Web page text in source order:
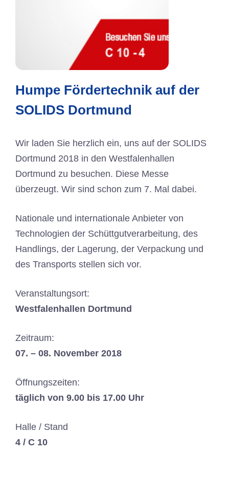
Humpe Fördertechnik auf der
SOLIDS Dortmund
Wir laden Sie herzlich ein, uns auf der SOLIDS
Dortmund 2018 in den Westfalenhallen
Dortmund zu besuchen. Diese Messe
überzeugt. Wir sind schon zum 7. Mal dabei.
Nationale und internationale Anbieter von
Technologien der Schüttgutverarbeitung, des
Handlings, der Lagerung, der Verpackung und
des Transports stellen sich vor.
Veranstaltungsort:
Westfalenhallen Dortmund
Zeitraum:
07. – 08. November 2018
Öffnungszeiten:
täglich von 9.00 bis 17.00 Uhr
Halle / Stand
4 / C 10